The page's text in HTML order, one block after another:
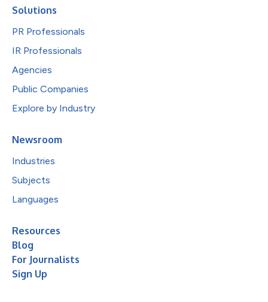
Solutions
PR Professionals
IR Professionals
Agencies
Public Companies
Explore by Industry
Newsroom
Industries
Subjects
Languages
Resources
Blog
For Journalists
Sign Up